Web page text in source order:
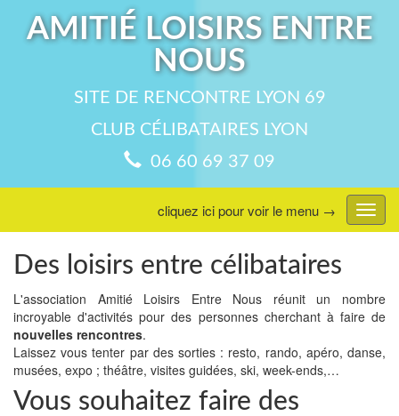
AMITIÉ LOISIRS ENTRE
NOUS
SITE DE RENCONTRE LYON 69
CLUB CÉLIBATAIRES LYON
06 60 69 37 09
menu
cliquez ici pour voir le menu →
Des loisirs entre célibataires
L'association Amitié Loisirs Entre Nous réunit un nombre
incroyable d'activités pour des personnes cherchant à faire de
nouvelles rencontres.
Laissez vous tenter par des sorties : resto, rando, apéro, danse,
musées, expo ; théâtre, visites guidées, ski, week-ends,…
Vous souhaitez faire des